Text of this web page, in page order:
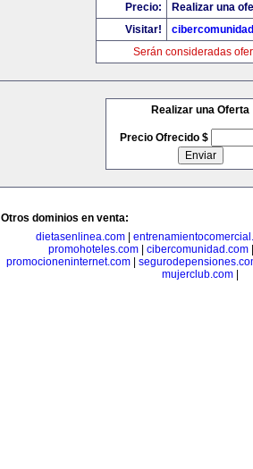
Precio:
Realizar una
Visitar!
Serán consideradas
Realizar una Oferta
Precio Ofrecido $
Otros dominios en venta:
dietasenlinea.com|
promohoteles.com
cibercomunidad.com
promocioneninternet.com|
mujerclub.com